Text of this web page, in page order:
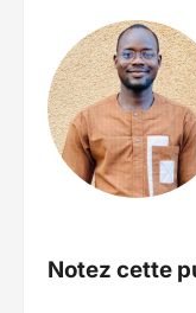
Notez cette